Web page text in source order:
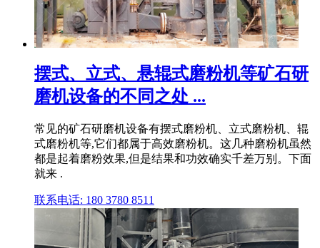
摆式、立式、悬辊式磨粉机等矿石研
磨机设备的不同之处 ...
常见的矿石研磨机设备有摆式磨粉机、立式磨粉机、辊
式磨粉机等,它们都属于高效磨粉机。这几种磨粉机虽然
都是起着磨粉效果,但是结果和功效确实千差万别。下面
就来 .
联系电话: 180 3780 8511